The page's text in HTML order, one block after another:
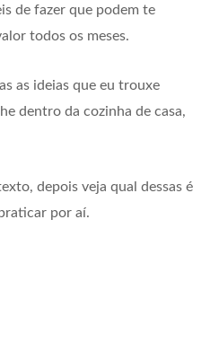
de fazer que podem te
todos os meses.
as ideias que eu trouxe
dentro da cozinha de casa,
depois veja qual dessas é
por aí.